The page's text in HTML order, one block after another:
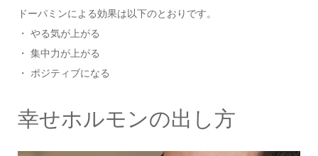
ドーパミンによる効果は以下のとおりです。
・ やる気が上がる
・ 集中力が上がる
・ ポジティブになる
幸せホルモンの出し方